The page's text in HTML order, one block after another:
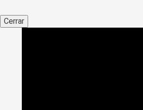
Cerrar